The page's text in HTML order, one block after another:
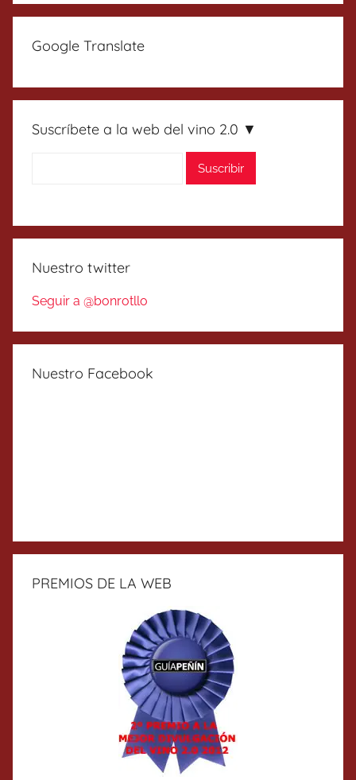
Google Translate
Suscríbete a la web del vino 2.0 ▼
Nuestro twitter
Seguir a @bonrotllo
Nuestro Facebook
PREMIOS DE LA WEB